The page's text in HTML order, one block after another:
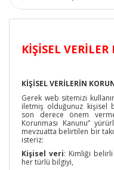
KIŞISEL
KİŞİSEL VERİLERİN
Gerek web sitemizi
iletmiş olduğunuz kişisel
son derece önem
Korunması Kanunu”
mevzuatta belirtilen bir
isteriz:
Kişisel veri: Kimliği
her türlü bilgiyi,